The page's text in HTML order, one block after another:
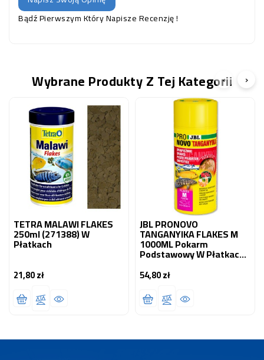
Bądź Pierwszym Który Napisze Recenzję !
Wybrane Produkty Z Tej Kategorii
TETRA MALAWI FLAKES
250ml (271388) W
Płatkach
21,80 złCena
JBL PRONOVO
TANGANYIKA FLAKES M
1000ML Pokarm
Podstawowy W Płatkach
Dla Drapieżnych Pielęgnic
8-20 Cm
54,80 złCena
‹ ›